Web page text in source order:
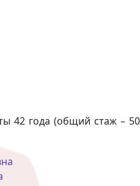
42 года (общий стаж – 50